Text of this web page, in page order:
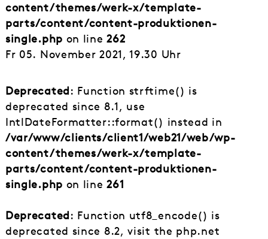
content/themes/werk-x/template-
parts/content/content-produktionen-
single.php on line262
Fr 05. November 2021, 19.30 Uhr
Deprecated: Function strftime() is
deprecated since 8.1, use
IntlDateFormatter::format() instead in
/var/www/clients/client1/web21/web/wp-
content/themes/werk-x/template-
parts/content/content-produktionen-
single.php on line261
Deprecated: Function utf8_encode() is
deprecated since 8.2, visit the php.net